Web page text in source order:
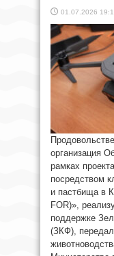
01.07.2026
организация
рамках
посредством
и пастбища в
FOR)»,
поддержке
(ЗКФ),